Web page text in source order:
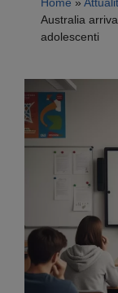
Australia
adolescenti